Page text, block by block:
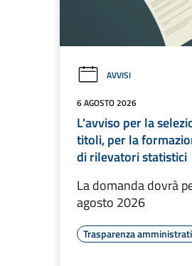
AVVISI
6 AGOSTO 2026
L'avviso per la
titoli, per la
di rilevatori statistici
La domanda dovrà
agosto 2026
Trasparenza